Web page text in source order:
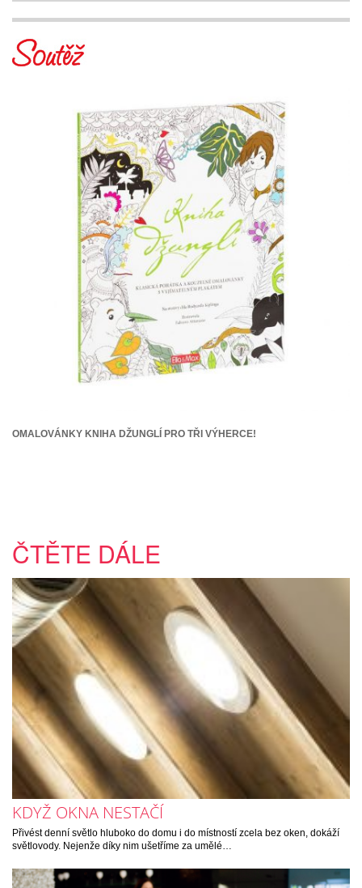
OMALOVÁNKY KNIHA DŽUNGLÍ PRO TŘI VÝHERCE!
ČTĚTE DÁLE
KDYŽ OKNA NESTAČÍ
Přivést denní světlo hluboko do domu i do místností zcela bez oken, dokáží
světlovody. Nejenže díky nim ušetříme za umělé…